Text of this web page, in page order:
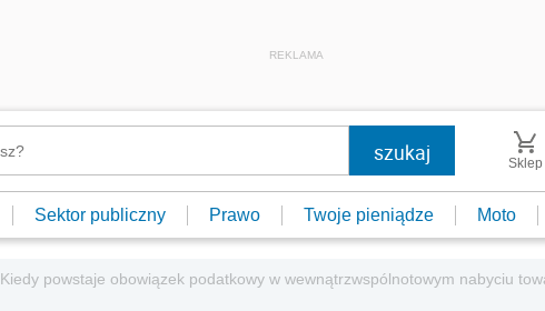
REKLAMA
Sklep
Sektor publiczny Prawo Twoje pieniądze Moto
Kiedy powstaje obowiązek podatkowy w wewnątrzwspólnotowym nabyciu